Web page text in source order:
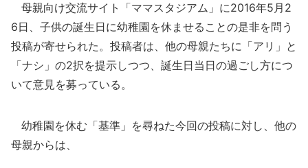
母親向け交流サイト「ママスタジアム」に2016年5月2
6日、子供の誕生日に幼稚園を休ませることの是非を問う
投稿が寄せられた。投稿者は、他の母親たちに「アリ」と
「ナシ」の2択を提示しつつ、誕生日当日の過ごし方につ
いて意見を募っている。
幼稚園を休む「基準」を尋ねた今回の投稿に対し、他の
母親からは、